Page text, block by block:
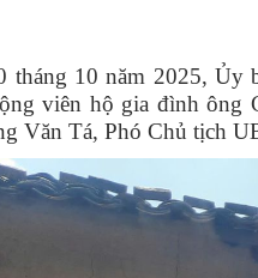
tháng 10 năm 2025, Ủy
viên hộ gia đình
Văn Tá, Phó Chủ tịch